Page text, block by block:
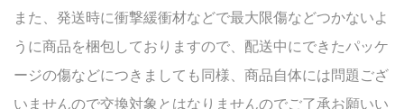
また、発送時に衝撃緩衝材などで最大限傷などつかないよ
うに商品を梱包しておりますので、配送中にできたパッケ
ージの傷などにつきましても同様、商品自体には問題ござ
いませんので交換対象とはなりませんのでご了承お願いい